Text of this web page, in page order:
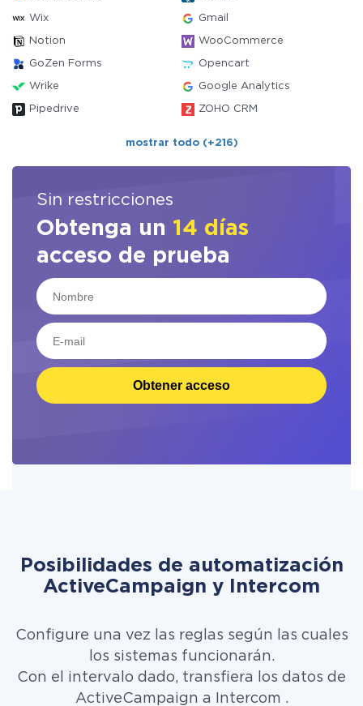
Wix Gmail
Notion WooCommerce
GoZen Forms Opencart
Wrike Google Analytics
Pipedrive ZOHO CRM
mostrar todo (+216)
Sin restricciones
Obtenga un 14 días
acceso de prueba
Obtener acceso
Posibilidades de automatización
ActiveCampaign y Intercom
Configure una vez las reglas según las cuales
los sistemas funcionarán.
Con el intervalo dado, transfiera los datos de
ActiveCampaign a Intercom .